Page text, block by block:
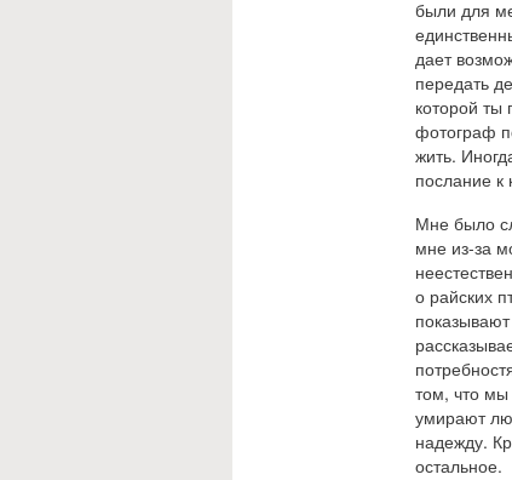
были для
дает
передать
которой ты
фотограф
жить.
послание к
Мне было
мне из-за
о райских
том, что
умирают
надежду.
остальное.